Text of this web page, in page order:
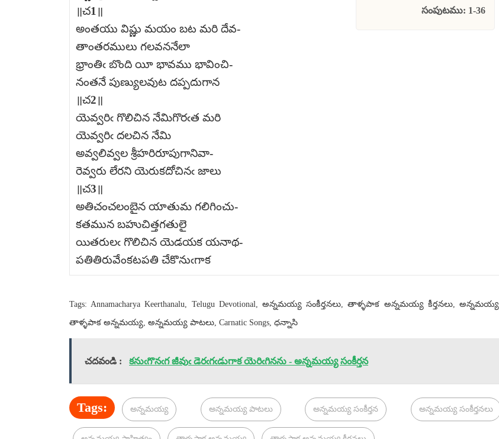
॥చ1॥
అంతయు విష్ణు మయం బట మరి దేవ-
తాంతరములు గలవననేలా
భ్రాంతిఁ బొంది యీ భావము భావించి-
నంతనే పుణ్యులవుట దప్పదుగాన
॥చ2॥
యెవ్వరిఁ గొలిచిన నేమిగొరఁత మరి
యెవ్వరిఁ దలచిన నేమి
అవ్వలివ్వల శ్రీహరిరూపుగానివా-
రెవ్వరు లేరని యెరుకదోచినఁ జాలు
॥చ3॥
అతిచంచలంబైన యాతుమ గలిగించు-
కతమున బహుచిత్తగతులై
యితరులఁ గొలిచిన యెడయక యనాథ-
పతితిరువేంకటపతి చేకొనుఁగాక
సంపుటము: 1-36
Tags: Annamacharya Keerthanalu, Telugu Devotional, అన్నమయ్య సంకీర్తనలు, తాళ్ళపాక అన్నమయ్య కీర్తనలు, అన్నమయ్య,
తాళ్ళపాక అన్నమయ్య, అన్నమయ్య పాటలు, Carnatic Songs, ధన్నాసి
చదవండి : కనుఁగొనఁగ జీవుఁ డెరఁగఁడుగాక యెరిఁగినను - అన్నమయ్య సంకీర్తన
Tags: అన్నమయ్య అన్నమయ్య పాటలు అన్నమయ్య సంకీర్తన అన్నమయ్య సంకీర్తనలు